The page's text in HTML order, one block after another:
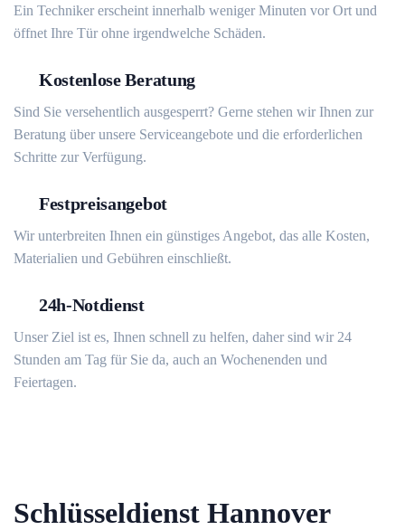
Ein Techniker erscheint innerhalb weniger Minuten vor Ort und
öffnet Ihre Tür ohne irgendwelche Schäden.
Kostenlose Beratung
Sind Sie versehentlich ausgesperrt? Gerne stehen wir Ihnen zur
Beratung über unsere Serviceangebote und die erforderlichen
Schritte zur Verfügung.
Festpreisangebot
Wir unterbreiten Ihnen ein günstiges Angebot, das alle Kosten,
Materialien und Gebühren einschließt.
24h-Notdienst
Unser Ziel ist es, Ihnen schnell zu helfen, daher sind wir 24
Stunden am Tag für Sie da, auch an Wochenenden und
Feiertagen.
Schlüsseldienst Hannover